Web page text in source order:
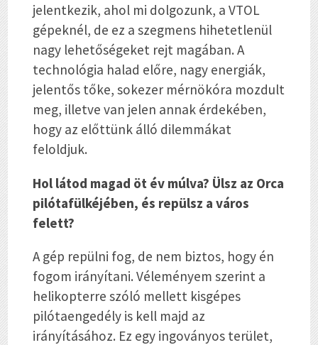
jelentkezik, ahol mi dolgozunk, a VTOL
gépeknél, de ez a szegmens hihetetlenül
nagy lehetőségeket rejt magában. A
technológia halad előre, nagy energiák,
jelentős tőke, sokezer mérnökóra mozdult
meg, illetve van jelen annak érdekében,
hogy az előttünk álló dilemmákat
feloldjuk.
Hol látod magad öt év múlva? Ülsz az Orca
pilótafülkéjében, és repülsz a város
felett?
A gép repülni fog, de nem biztos, hogy én
fogom irányítani. Véleményem szerint a
helikopterre szóló mellett kisgépes
pilótaengedély is kell majd az
irányításához. Ez egy ingoványos terület,